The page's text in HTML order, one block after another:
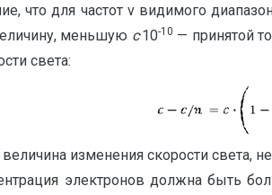
что для частот ν видимого
меньшую c·10-10 — принятой
света:
изменения скорости
электронов должна быть